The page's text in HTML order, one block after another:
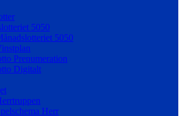
5050
5050
Prenumeration
Digitalt
Herr